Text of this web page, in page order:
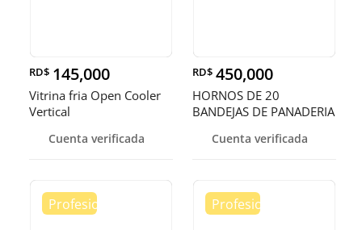
RD$ 145,000
Vitrina fria Open Cooler
Vertical
Cuenta verificada
RD$ 450,000
HORNOS DE 20
BANDEJAS DE PANADERIA
Cuenta verificada